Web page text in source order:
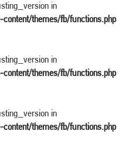
in
themes/fb/functions.php
in
themes/fb/functions.php
in
themes/fb/functions.php